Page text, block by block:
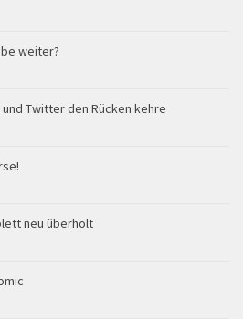
weiter?
Twitter den Rücken kehre
neu überholt